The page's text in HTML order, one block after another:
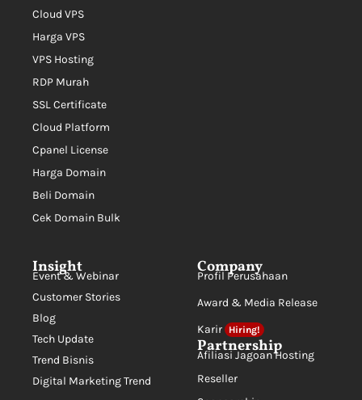
Cloud VPS
Harga VPS
VPS Hosting
RDP Murah
SSL Certificate
Cloud Platform
Cpanel License
Harga Domain
Beli Domain
Cek Domain Bulk
Insight
Event & Webinar
Customer Stories
Blog
Tech Update
Trend Bisnis
Digital Marketing Trend
Company
Profil Perusahaan
Award & Media Release
Karir
Hiring!
Partnership
Afiliasi Jagoan Hosting
Reseller